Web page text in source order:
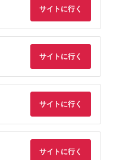
サイトに行く
サイトに行く
サイトに行く
サイトに行く